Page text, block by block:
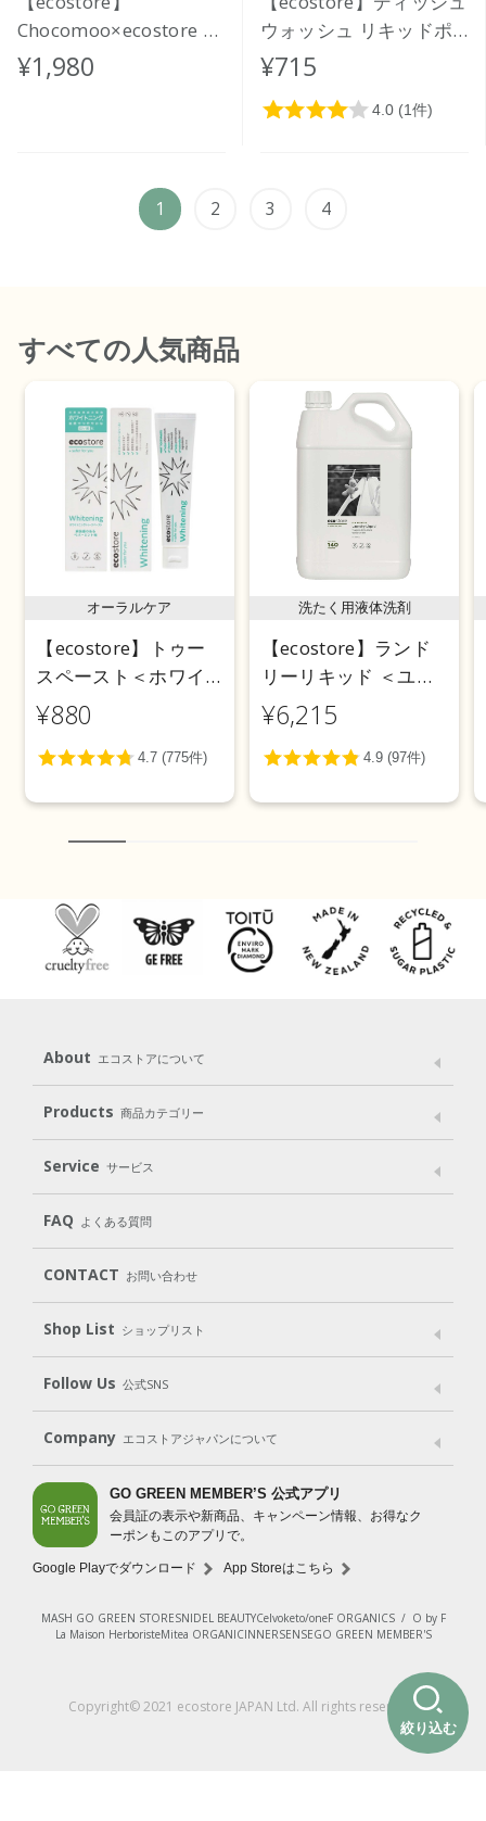
絞り込む
Chocomoo×ecostore オ
ーラルケアセット
<RELAX>
¥1,980
ウォッシュ リキッドポ
ンプ ＜グレープフルー
¥715
1 2 3 4
すべての人気商品
オーラルケア
【ecostore】トゥー
スペースト＜ホワイ
トニング＞ 100g
¥880
洗たく用液体洗剤
【ecostore】ランド
リーリキッド ＜ユー
カリ＞ 5L
¥6,215
About エコストアについて
メッセージ ブランドストーリー
パッケージへのこだわり
動物実験をしない
Products 商品カテゴリー
Laundry
Cleaning Baby Kids
Body（ボディ） Hair（ヘア） Oral care（オーラルケア）
Goods （グッズ）
Gift set
Service サービス
User Guide
Subscription（定期便）
FAQ よくある質問
CONTACT お問い合わせ
Shop List ショップリスト
Shop List
Follow Us 公式SNS
LINE＠ Instagram Facebook
Company エコストアジャパンについて
会社案内 ご利用規約
プライバシーポリシー
特定商取引法に基づく表示
免責事項
法人会員サービス
New Zealand Site
GO GREEN MEMBER’S 公式アプリ
会員証の表示や新商品、キャンペーン情報、お得なク
ーポンもこのアプリで。
Google Playでダウンロード App Storeはこちら
MASH GO GREEN STORESNIDEL BEAUTYCelvoketo/oneF ORGANICS/ O by F
La Maison HerboristeMitea ORGANICINNERSENSEGO GREEN MEMBER'S
Copyright© 2021 ecostore JAPAN Ltd. All rights reserved.